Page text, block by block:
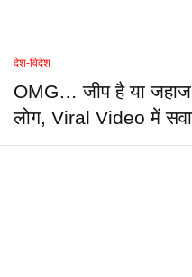
देश-विदेश
OMG… जीप है या
लोग, Viral Video में